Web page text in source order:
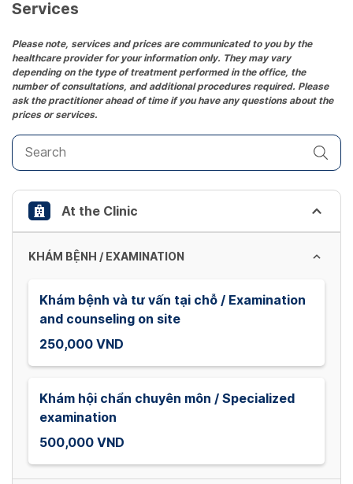
date.
the
question
mark
key
to
get
the
keyboard
shortcuts
for
changing
dates.
Services
Please note, services and prices are communicated to you by the
healthcare provider for your information only. They may vary
depending on the type of treatment performed in the office, the
number of consultations, and additional procedures required. Please
ask the practitioner ahead of time if you have any questions about the
prices or services.
At the Clinic
KHÁM BỆNH / EXAMINATION
Khám bệnh và tư vấn tại chỗ / Examination
and counseling on site
250,000 VND
Khám hội chẩn chuyên môn / Specialized
examination
500,000 VND